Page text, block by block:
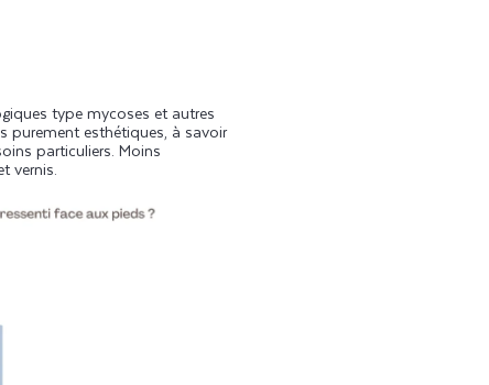
type mycoses et autres
purement esthétiques, à savoir
particuliers. Moins
t vernis.